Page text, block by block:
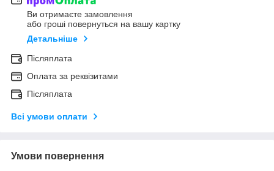
Ви отримаєте замовлення
або гроші повернуться на вашу картку
Детальніше
Післяплата
Оплата за реквізитами
Післяплата
Всі умови оплати
Умови повернення